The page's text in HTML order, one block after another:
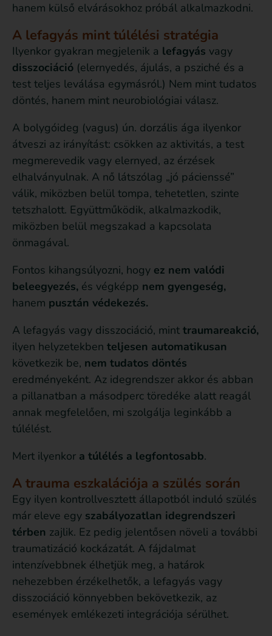
hanem külső elvárásokhoz próbál alkalmazkodni.
A lefagyás mint túlélési stratégia
Ilyenkor gyakran megjelenik a lefagyás vagy
disszociáció (elernyedés, ájulás, a psziché és a
test teljes leválása egymásról.) Nem mint tudatos
döntés, hanem mint neurobiológiai válasz.
A bolygóideg (vagus) ún. dorzális ága ilyenkor
átveszi az irányítást: csökken az aktivitás, a test
megmerevedik vagy elernyed, az érzések
elhalványulnak. A nő látszólag „jó pácienssé”
válik, miközben belül tompa, tehetetlen, szinte
tetszhalott. Együttműködik, alkalmazkodik,
miközben belül megszakad a kapcsolata
önmagával.
Fontos kihangsúlyozni, hogy ez nem valódi
beleegyezés, és végképp nem gyengeség,
hanem pusztán védekezés.
A lefagyás vagy disszociáció, mint traumareakció,
ilyen helyzetekben teljesen automatikusan
következik be, nem tudatos döntés
eredményeként. Az idegrendszer akkor és abban
a pillanatban a másodperc töredéke alatt reagál
annak megfelelően, mi szolgálja leginkább a
túlélést.
Mert ilyenkor a túlélés a legfontosabb.
A trauma eszkalációja a szülés során
Egy ilyen kontrollvesztett állapotból induló szülés
már eleve egy szabályozatlan idegrendszeri
térben zajlik. Ez pedig jelentősen növeli a további
traumatizáció kockázatát. A fájdalmat
intenzívebbnek élhetjük meg, a határok
nehezebben érzékelhetők, a lefagyás vagy
disszociáció könnyebben bekövetkezik, az
események emlékezeti integrációja sérülhet.